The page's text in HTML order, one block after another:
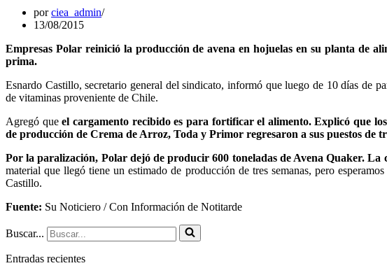
porciea_admin
13/08/2015
Empresas Polar reinició la producción de avena en hojuelas en su planta de
prima.
Esnardo Castillo, secretario general del sindicato, informó que luego de 10 días de
de vitaminas proveniente de Chile.
Agregó queel cargamento recibido es para fortificar el alimento. Explicó que
de producción de Crema de Arroz, Toda y Primor regresaron a sus puestos de
Por la paralización, Polar dejó de producir 600 toneladas de Avena Quaker. La
material que llegó tiene un estimado de producción de tres semanas, pero
Castillo.
Fuente: Su Noticiero / Con Información de Notitarde
Buscar...
Entradas recientes